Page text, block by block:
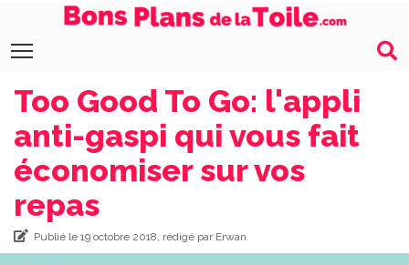
Too Good To Go: l'appli
anti-gaspi qui vous fait
économiser sur vos
repas
Publié le 19 octobre 2018, rédigé par Erwan